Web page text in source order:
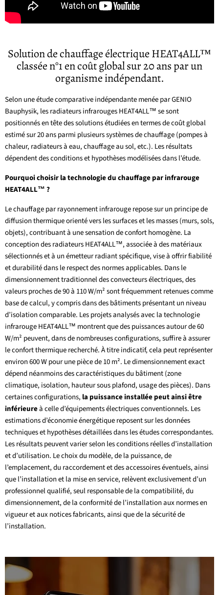
Solution de chauffage électrique HEAT4ALL™
classée n°1 en coût global sur 20 ans par un
organisme indépendant.
Selon une étude comparative indépendante menée par GENIO
Bauphysik, les radiateurs infrarouges HEAT4ALL™ se sont
positionnés en tête des solutions étudiées en termes de coût global
estimé sur 20 ans parmi plusieurs systèmes de chauffage (pompes à
chaleur, radiateurs à eau, chauffage au sol, etc.). Les résultats
dépendent des conditions et hypothèses modélisées dans l’étude.
Pourquoi choisir la technologie du chauffage par infrarouge
HEAT4ALL™ ?
Le chauffage par rayonnement infrarouge repose sur un principe de
diffusion thermique orienté vers les surfaces et les masses (murs, sols,
objets), contribuant à une sensation de confort homogène. La
conception des radiateurs HEAT4ALL™, associée à des matériaux
sélectionnés et à un émetteur radiant spécifique, vise à offrir fiabilité
et durabilité dans le respect des normes applicables. Dans le
dimensionnement traditionnel des convecteurs électriques, des
valeurs proches de 90 à 110 W/m² sont fréquemment retenues comme
base de calcul, y compris dans des bâtiments présentant un niveau
d’isolation comparable. Les projets analysés avec la technologie
infrarouge HEAT4ALL™ montrent que des puissances autour de 60
W/m² peuvent, dans de nombreuses configurations, suffire à assurer
le confort thermique recherché. À titre indicatif, cela peut représenter
environ 600 W pour une pièce de 10 m². Le dimensionnement exact
dépend néanmoins des caractéristiques du bâtiment (zone
climatique, isolation, hauteur sous plafond, usage des pièces). Dans
certaines configurations, la puissance installée peut ainsi être
inférieureà celle d’équipements électriques conventionnels. Les
estimations d’économie énergétique reposent sur les données
techniques et hypothèses détaillées dans les études correspondantes.
Les résultats peuvent varier selon les conditions réelles d’installation
et d’utilisation. Le choix du modèle, de la puissance, de
l’emplacement, du raccordement et des accessoires éventuels, ainsi
que l’installation et la mise en service, relèvent exclusivement d’un
professionnel qualifié, seul responsable de la compatibilité, du
dimensionnement, de la conformité de l’installation aux normes en
vigueur et aux notices fabricants, ainsi que de la sécurité de
l’installation.